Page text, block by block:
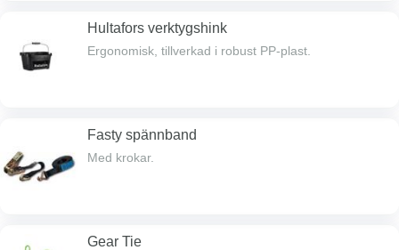
Hultafors verktygshink
Ergonomisk, tillverkad i robust PP-plast.
Fasty spännband
Med krokar.
Gear Tie